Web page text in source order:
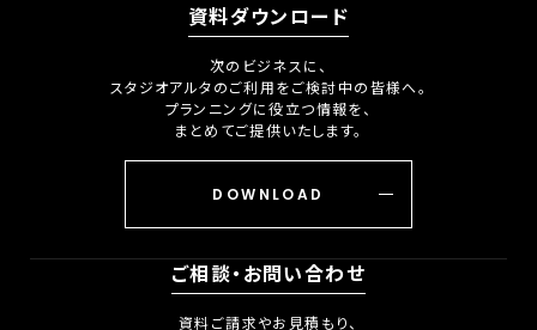
資料ダウンロード
次のビジネスに、
スタジオアルタのご利用をご検討中の皆様へ。
プランニングに役立つ情報を、
まとめてご提供いたします。
DOWNLOAD
ご相談・お問い合わせ
資料ご請求やお見積もり、